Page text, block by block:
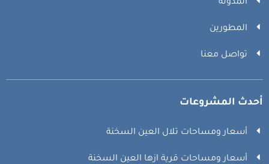
المدونة
المطورين
تواصل معنا
أحدث المشروعات
أسعار ومساحات تلال العين السخنة
أسعار ومساحات قرية ازها العين السخنة